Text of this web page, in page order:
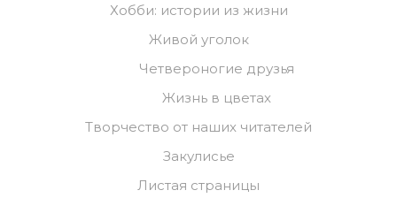
Хобби: истории из жизни
Живой уголок
Четвероногие друзья
Жизнь в цветах
Творчество от наших читателей
Закулисье
Листая страницы